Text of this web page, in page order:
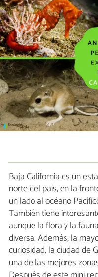
Baja California es un
norte del país, en la
un lado al océano
También tiene
aunque la flora y la
diversa. Además, la
curiosidad, la ciudad de
una de las mejores